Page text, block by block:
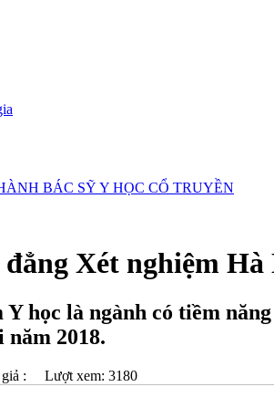
Xét nghiệm Hà
học là ngành có tiềm
năm 2018.
:
Lượt xem: 3180